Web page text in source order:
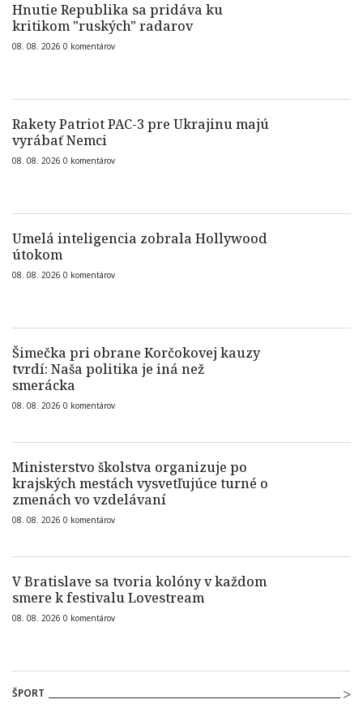
Hnutie Republika sa pridáva ku
kritikom "ruských" radarov
08. 08. 2026 0 komentárov
Rakety Patriot PAC-3 pre Ukrajinu majú
vyrábať Nemci
08. 08. 2026 0 komentárov
Umelá inteligencia zobrala Hollywood
útokom
08. 08. 2026 0 komentárov
Šimečka pri obrane Korčokovej kauzy
tvrdí: Naša politika je iná než
smerácka
08. 08. 2026 0 komentárov
Ministerstvo školstva organizuje po
krajských mestách vysvetľujúce turné o
zmenách vo vzdelávaní
08. 08. 2026 0 komentárov
V Bratislave sa tvoria kolóny v každom
smere k festivalu Lovestream
08. 08. 2026 0 komentárov
ŠPORT